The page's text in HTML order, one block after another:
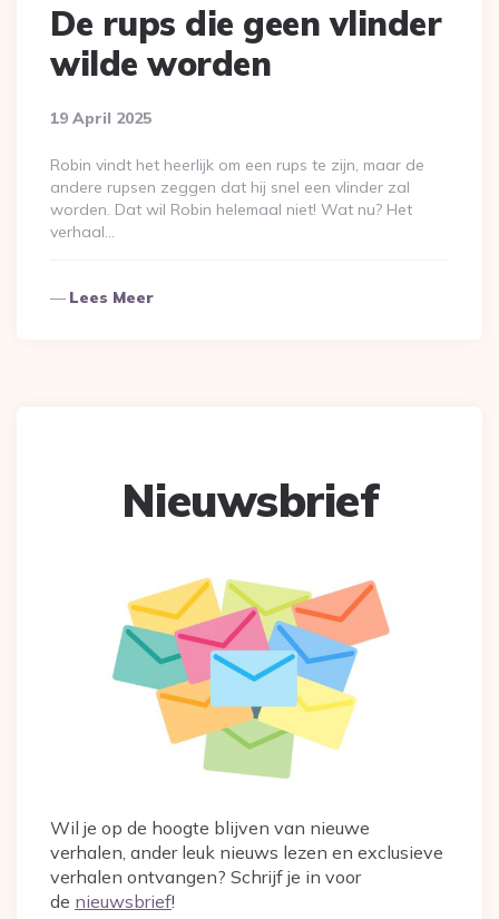
De rups die geen vlinder
wilde worden
19 April 2025
Robin vindt het heerlijk om een rups te zijn, maar de
andere rupsen zeggen dat hij snel een vlinder zal
worden. Dat wil Robin helemaal niet! Wat nu? Het
verhaal…
Lees Meer
Nieuwsbrief
Wil je op de hoogte blijven van nieuwe
verhalen, ander leuk nieuws lezen en exclusieve
verhalen ontvangen? Schrijf je in voor
de nieuwsbrief!